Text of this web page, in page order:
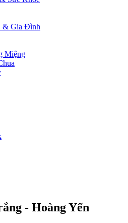
& Gia Đình
Miệng
- Hoàng Yến